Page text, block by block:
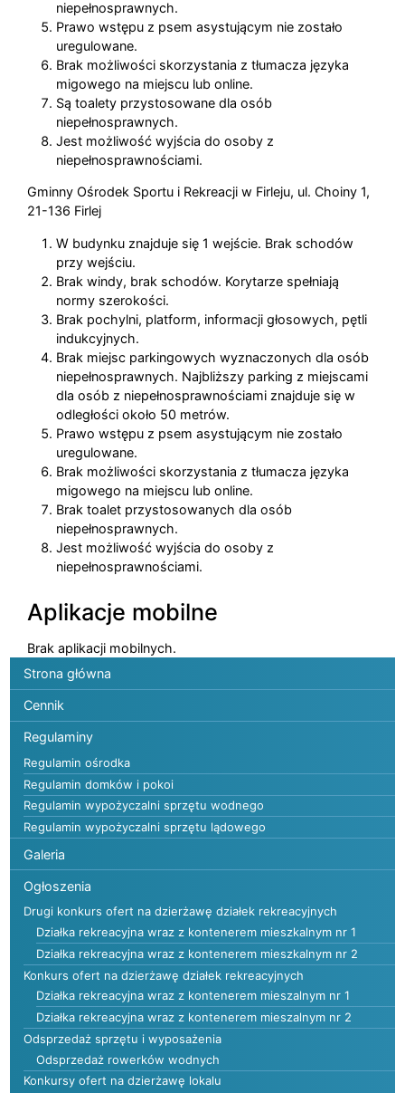
niepełnosprawnych.
Prawo wstępu z psem asystującym nie zostało
uregulowane.
Brak możliwości skorzystania z tłumacza języka
migowego na miejscu lub online.
Są toalety przystosowane dla osób
niepełnosprawnych.
Jest możliwość wyjścia do osoby z
niepełnosprawnościami.
Gminny Ośrodek Sportu i Rekreacji w Firleju, ul. Choiny 1,
21-136 Firlej
W budynku znajduje się 1 wejście. Brak schodów
przy wejściu.
Brak windy, brak schodów. Korytarze spełniają
normy szerokości.
Brak pochylni, platform, informacji głosowych, pętli
indukcyjnych.
Brak miejsc parkingowych wyznaczonych dla osób
niepełnosprawnych. Najbliższy parking z miejscami
dla osób z niepełnosprawnościami znajduje się w
odległości około 50 metrów.
Prawo wstępu z psem asystującym nie zostało
uregulowane.
Brak możliwości skorzystania z tłumacza języka
migowego na miejscu lub online.
Brak toalet przystosowanych dla osób
niepełnosprawnych.
Jest możliwość wyjścia do osoby z
niepełnosprawnościami.
Aplikacje mobilne
Brak aplikacji mobilnych.
Menu główne
Strona główna
Cennik
Regulaminy
Regulamin ośrodka
Regulamin domków i pokoi
Regulamin wypożyczalni sprzętu wodnego
Regulamin wypożyczalni sprzętu lądowego
Galeria
Ogłoszenia
Drugi konkurs ofert na dzierżawę działek rekreacyjnych
Działka rekreacyjna wraz z kontenerem mieszkalnym nr 1
Działka rekreacyjna wraz z kontenerem mieszkalnym nr 2
Konkurs ofert na dzierżawę działek rekreacyjnych
Działka rekreacyjna wraz z kontenerem mieszalnym nr 1
Działka rekreacyjna wraz z kontenerem mieszalnym nr 2
Odsprzedaż sprzętu i wyposażenia
Odsprzedaż rowerków wodnych
Konkursy ofert na dzierżawę lokalu